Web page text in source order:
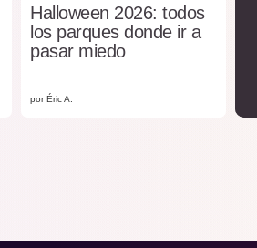
Halloween 2026: todos
los parques donde ir a
pasar miedo
por Éric A.